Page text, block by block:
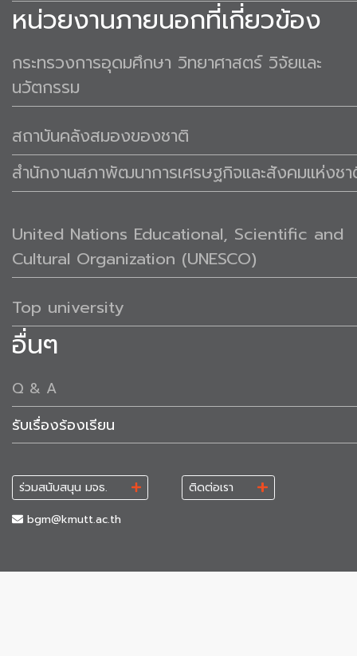
หน่วยงานภายนอกที่เกี่ยวข้อง
กระทรวงการอุดมศึกษา วิทยาศาสตร์ วิจัยและ
นวัตกรรม
สถาบันคลังสมองของชาติ
สำนักงานสภาพัฒนาการเศรษฐกิจและสังคมแห่งช
United Nations Educational, Scientific and
Cultural Organization (UNESCO)
Top university
อื่นๆ
Q & A
รับเรื่องร้องเรียน
ร่วมสนับสนุน มจธ.
ติดต่อเรา
bgm@kmutt.ac.th